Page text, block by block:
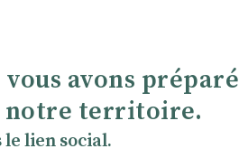
avons préparé
notre territoire.
le lien social.